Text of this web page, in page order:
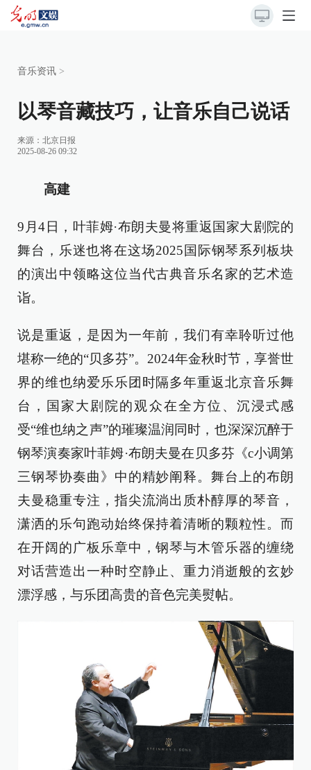
音乐资讯 >
以琴音藏技巧，让音乐自己说话
来源： 北京日报
2025-08-26 09:32
高建
9月4日，叶菲姆·布朗夫曼将重返国家大剧院的
舞台，乐迷也将在这场2025国际钢琴系列板块
的演出中领略这位当代古典音乐名家的艺术造
诣。
说是重返，是因为一年前，我们有幸聆听过他
堪称一绝的“贝多芬”。2024年金秋时节，享誉世
界的维也纳爱乐乐团时隔多年重返北京音乐舞
台，国家大剧院的观众在全方位、沉浸式感
受“维也纳之声”的璀璨温润同时，也深深沉醉于
钢琴演奏家叶菲姆·布朗夫曼在贝多芬《c小调第
三钢琴协奏曲》中的精妙阐释。舞台上的布朗
夫曼稳重专注，指尖流淌出质朴醇厚的琴音，
潇洒的乐句跑动始终保持着清晰的颗粒性。而
在开阔的广板乐章中，钢琴与木管乐器的缠绕
对话营造出一种时空静止、重力消逝般的玄妙
漂浮感，与乐团高贵的音色完美熨帖。